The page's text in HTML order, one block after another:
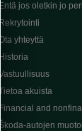
Entä jos oletkin jo
Rekrytointi
Ota yhteyttä
Historia
Vastuullisuus
Tietoa akuista
Financial and
Škoda-autojen